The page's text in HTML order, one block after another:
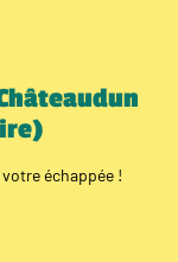
échappée !